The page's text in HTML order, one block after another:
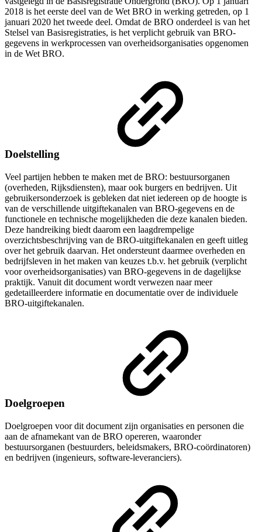
2018 is het eerste deel van de Wet BRO in werking getreden, op 1
januari 2020 het tweede deel. Omdat de BRO onderdeel is van het
Stelsel van Basisregistraties, is het verplicht gebruik van BRO-
gegevens in werkprocessen van overheidsorganisaties opgenomen
in de Wet BRO.
Doelstelling
Veel partijen hebben te maken met de BRO: bestuursorganen
(overheden, Rijksdiensten), maar ook burgers en bedrijven. Uit
gebruikersonderzoek is gebleken dat niet iedereen op de hoogte is
van de verschillende uitgiftekanalen van BRO-gegevens en de
functionele en technische mogelijkheden die deze kanalen bieden.
Deze handreiking biedt daarom een laagdrempelige
overzichtsbeschrijving van de BRO-uitgiftekanalen en geeft uitleg
over het gebruik daarvan. Het ondersteunt daarmee overheden en
bedrijfsleven in het maken van keuzes t.b.v. het gebruik (verplicht
voor overheidsorganisaties) van BRO-gegevens in de dagelijkse
praktijk. Vanuit dit document wordt verwezen naar meer
gedetailleerdere informatie en documentatie over de individuele
BRO-uitgiftekanalen.
Doelgroepen
Doelgroepen voor dit document zijn organisaties en personen die
aan de afnamekant van de BRO opereren, waaronder
bestuursorganen (bestuurders, beleidsmakers, BRO-coördinatoren)
en bedrijven (ingenieurs, software-leveranciers).